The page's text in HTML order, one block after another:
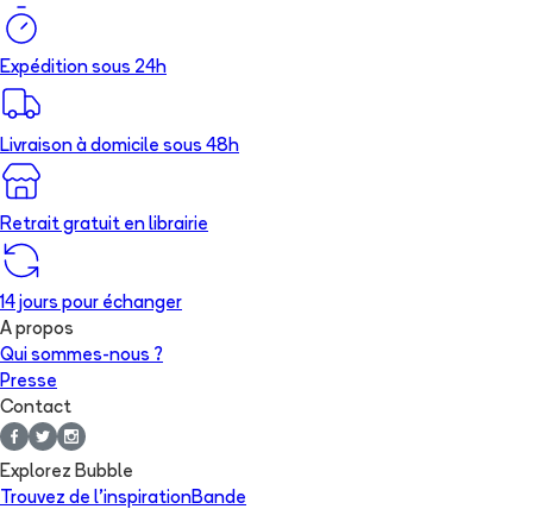
Expédition sous 24h
Livraison à domicile sous 48h
Retrait gratuit en librairie
14 jours pour échanger
A propos
Qui sommes-nous ?
Presse
Contact
Explorez Bubble
Trouvez de l'inspirationBande